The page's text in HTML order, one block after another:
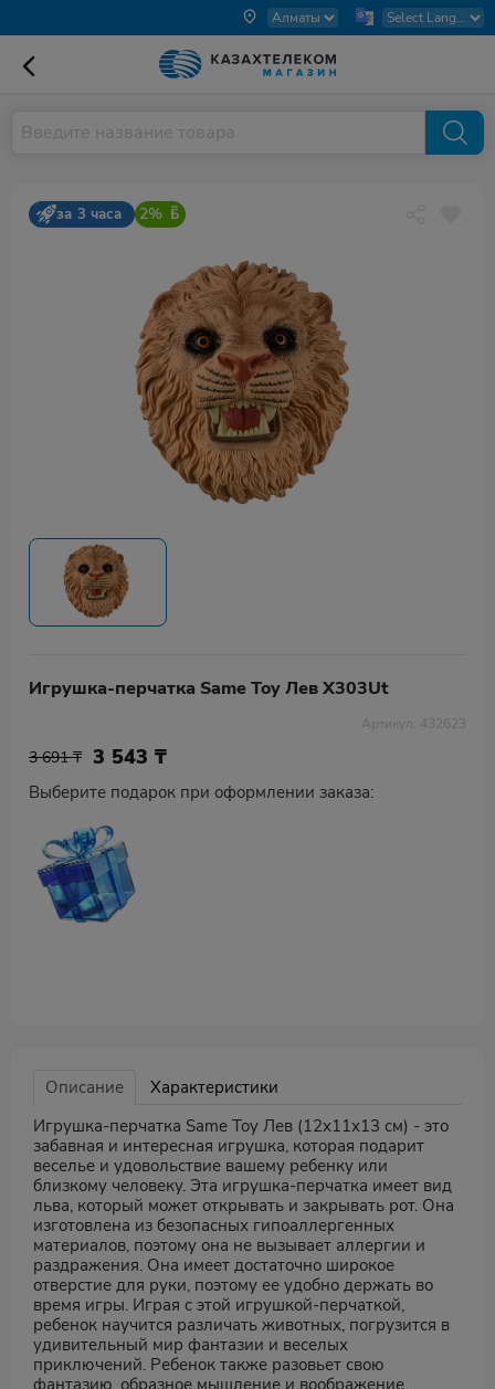
за 3 часа 2%
Игрушка-перчатка Same Toy Лев X303Ut
Артикул: 432623
3 691 ₸ 3 543₸
Выберите подарок при оформлении заказа:
Описание
Характеристики
Игрушка-перчатка Same Toy Лев (12х11х13 см) - это
забавная и интересная игрушка, которая подарит
веселье и удовольствие вашему ребенку или
близкому человеку. Эта игрушка-перчатка имеет вид
льва, который может открывать и закрывать рот. Она
изготовлена из безопасных гипоаллергенных
материалов, поэтому она не вызывает аллергии и
раздражения. Она имеет достаточно широкое
отверстие для руки, поэтому ее удобно держать во
время игры. Играя с этой игрушкой-перчаткой,
ребенок научится различать животных, погрузится в
удивительный мир фантазии и веселых
приключений. Ребенок также разовьет свою
фантазию, образное мышление и воображение,